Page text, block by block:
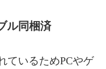
ル同梱済
ているためPCやゲ